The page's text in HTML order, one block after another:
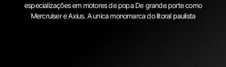
especializações em motores de popa De grande porte como
Mercruiser e Axius. A unica monomarca do litoral paulista